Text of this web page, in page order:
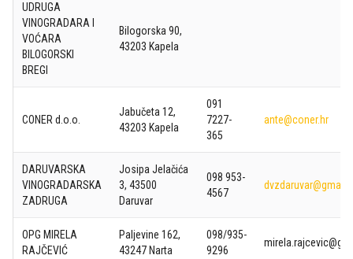
UDRUGA
VINOGRADARA I
VOĆARA
BILOGORSKI
BREGI
Bilogorska 90,
43203 Kapela
CONER d.o.o.
Jabučeta 12,
43203 Kapela
091
7227-
365
ante@coner.hr
DARUVARSKA
VINOGRADARSKA
ZADRUGA
Josipa Jelačića
3, 43500
Daruvar
098 953-
4567
OPG MIRELA
RAJČEVIĆ
Paljevine 162,
43247 Narta
098/935-
9296